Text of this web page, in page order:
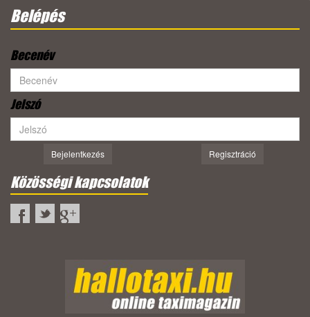
Belépés
Becenév
Jelszó
Bejelentkezés Regisztráció
Közösségi kapcsolatok